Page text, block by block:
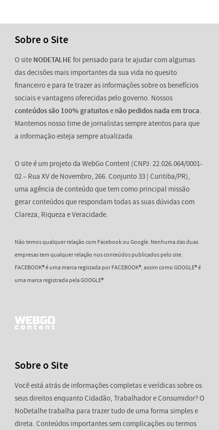
Sobre o Site
O site NODETALHEfoi pensado para te ajudar com algumas
das decisões mais importantes da sua vida no quesito
financeiro e para te trazer as informações sobre os benefícios
sociais e vantagens oferecidas pelo governo. Nossos
conteúdos são 100% gratuitose não pedidos nada em troca.
Mantemos nosso time de jornalistas sempre atentos para que
a informação esteja sempre atualizada.
O site é um projeto da WebGo Content (CNPJ: 22.026.064/0001-
02 – Rua XV de Novembro, 266. Conjunto 33 | Curitiba/PR),
uma agência de conteúdo que tem como principal missão
gerar conteúdos que respondam todas as suas dúvidas com
Clareza, Riqueza e Veracidade.
Não temos qualquer relação com Facebook ou Google. Nenhuma das duas
empresas tem qualquer relação nos conteúdos publicados pelo site.
FACEBOOK® é uma marca registada por FACEBOOK®, assim como GOOGLE® é
uma marca registrada pela GOOGLE®
Sobre o Site
Você está atrás de informações completas e verídicas sobre os
seus direitos enquanto Cidadão, Trabalhador e Consumidor? O
NoDetalhe trabalha para trazer tudo de uma forma simples e
direta. Conteúdos importantes sem complicações ou termos